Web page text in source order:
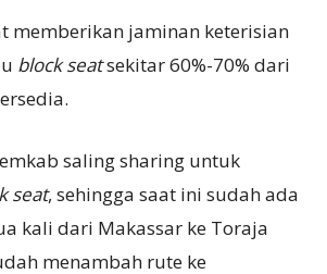
memberikan jaminan keterisian
block seatsekitar 60%-70% dari
saling sharing untuk
seat, sehingga saat ini sudah ada
kali dari Makassar ke Toraja
menambah rute ke